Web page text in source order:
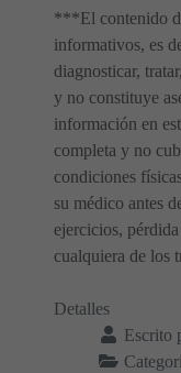
***El contenido
informativos, es
diagnosticar,
y no constituye
información en
completa y no
condiciones
su médico antes
ejercicios,
cualquiera de los
Detalles
Escrito